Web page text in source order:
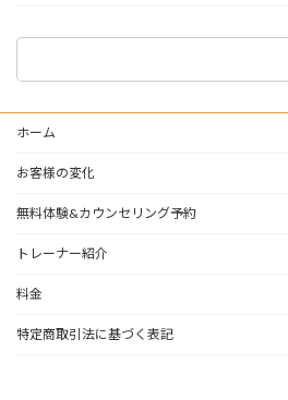
ホーム
お客様の変化
無料体験&カウンセリング予約
トレーナー紹介
料金
特定商取引法に基づく表記